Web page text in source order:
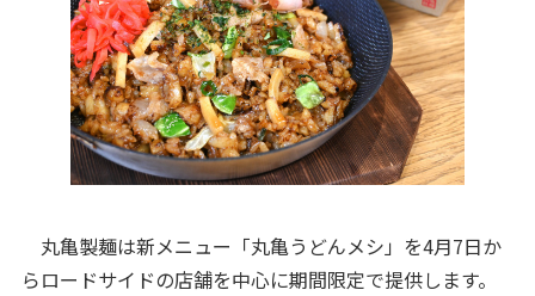
丸亀製麺は新メニュー「丸亀うどんメシ」を4月7日か
らロードサイドの店舗を中心に期間限定で提供します。